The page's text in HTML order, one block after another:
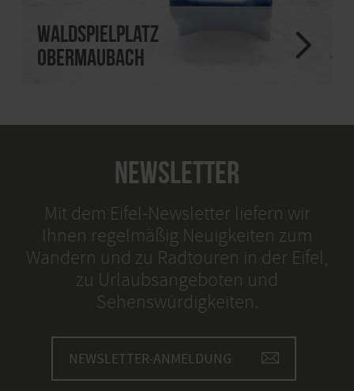
Waldspielplatz
Obermaubach
NEWSLETTER
Mit dem Eifel-Newsletter liefern wir
Ihnen regelmäßig Neuigkeiten zum
Wandern und zu Radtouren in der Eifel,
zu Urlaubsangeboten und
Sehenswürdigkeiten.
NEWSLETTER-ANMELDUNG